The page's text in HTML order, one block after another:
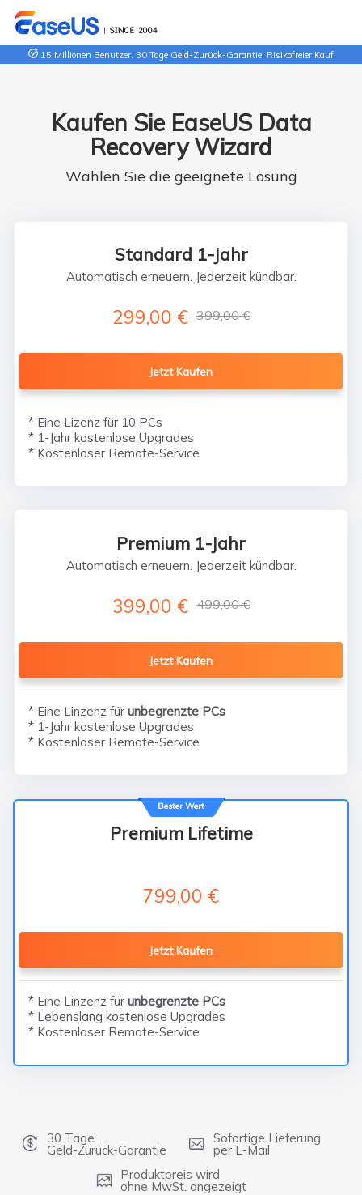
15 Millionen Benutzer. 30 Tage Geld-Zurück-Garantie. Risikofreier Kauf
Kaufen Sie EaseUS Data
Recovery Wizard
Wählen Sie die geeignete Lösung
Standard 1-Jahr
Automatisch erneuern. Jederzeit kündbar.
299,00 € 399,00 €
Jetzt Kaufen
* Eine Lizenz für 10 PCs
* 1-Jahr kostenlose Upgrades
* Kostenloser Remote-Service
Premium 1-Jahr
Automatisch erneuern. Jederzeit kündbar.
399,00 € 499,00 €
Jetzt Kaufen
* Eine Linzenz fürunbegrenzte PCs
* 1-Jahr kostenlose Upgrades
* Kostenloser Remote-Service
Bester Wert
Premium Lifetime
799,00 €
Jetzt Kaufen
* Eine Linzenz fürunbegrenzte PCs
* Lebenslang kostenlose Upgrades
* Kostenloser Remote-Service
30 Tage
Geld-Zurück-Garantie
Sofortige Lieferung
per E-Mail
Produktpreis wird
ohne MwSt. angezeigt